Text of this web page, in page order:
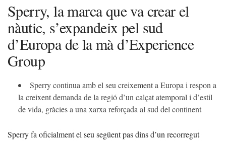
Sperry, la marca que va crear el
nàutic, s’expandeix pel sud
d’Europa de la mà d’Experience
Group
Sperry continua amb el seu creixement a Europa i respon a
la creixent demanda de la regió d’un calçat atemporal i d’estil
de vida, gràcies a una xarxa reforçada al sud del continent
Sperry fa oficialment el seu següent pas dins d’un recorregut